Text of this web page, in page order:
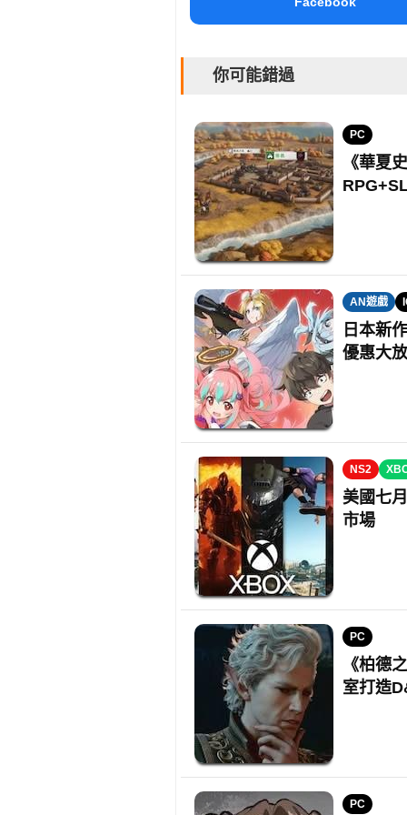
你可能錯過
PC
《華夏
AN遊戲
日本新
優惠大
NS2
美國七
市場
PC
《柏德
室打造
PC